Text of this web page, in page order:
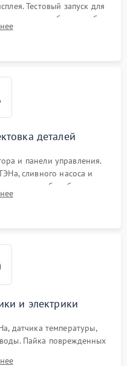
Тестовый запуск для
или сбоев в работе
управления.
деталей
и панели управления.
сливного насоса и
барабана и
люка на разрывы.
и электрики
датчика температуры,
Пайка поврежденных